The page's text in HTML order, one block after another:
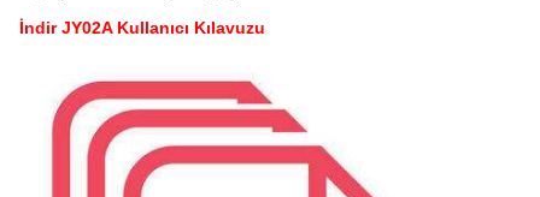
İndir JY02A Kullanıcı Kılavuzu